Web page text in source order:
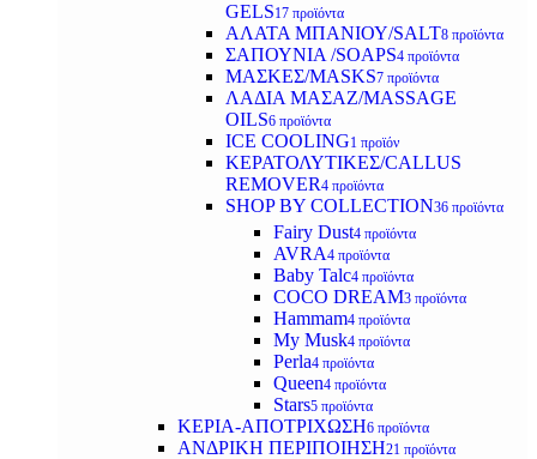
GELS17 προϊόντα
ΑΛΑΤΑ ΜΠΑΝΙΟΥ/SALT8 προϊόντα
ΣΑΠΟΥΝΙΑ /SOAPS4 προϊόντα
ΜΑΣΚΕΣ/MASKS7 προϊόντα
ΛΑΔΙΑ ΜΑΣΑΖ/MASSAGE
OILS6 προϊόντα
ICE COOLING1 προϊόν
ΚΕΡΑΤΟΛΥΤΙΚΕΣ/CALLUS
REMOVER4 προϊόντα
SHOP BY COLLECTION36 προϊόντα
Fairy Dust4 προϊόντα
AVRA4 προϊόντα
Baby Talc4 προϊόντα
COCO DREAM3 προϊόντα
Hammam4 προϊόντα
My Musk4 προϊόντα
Perla4 προϊόντα
Queen4 προϊόντα
Stars5 προϊόντα
ΚΕΡΙΑ-ΑΠΟΤΡΙΧΩΣΗ6 προϊόντα
ΑΝΔΡΙΚΗ ΠΕΡΙΠΟΙΗΣΗ21 προϊόντα